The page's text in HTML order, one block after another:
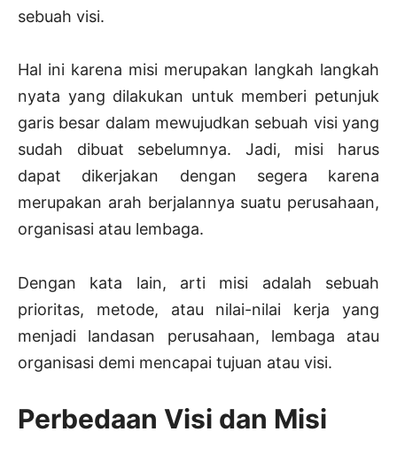
sebuah visi.
Hal ini karena misi merupakan langkah langkah
nyata yang dilakukan untuk memberi petunjuk
garis besar dalam mewujudkan sebuah visi yang
sudah dibuat sebelumnya. Jadi, misi harus
dapat dikerjakan dengan segera karena
merupakan arah berjalannya suatu perusahaan,
organisasi atau lembaga.
Dengan kata lain, arti misi adalah sebuah
prioritas, metode, atau nilai-nilai kerja yang
menjadi landasan perusahaan, lembaga atau
organisasi demi mencapai tujuan atau visi.
Perbedaan Visi dan Misi